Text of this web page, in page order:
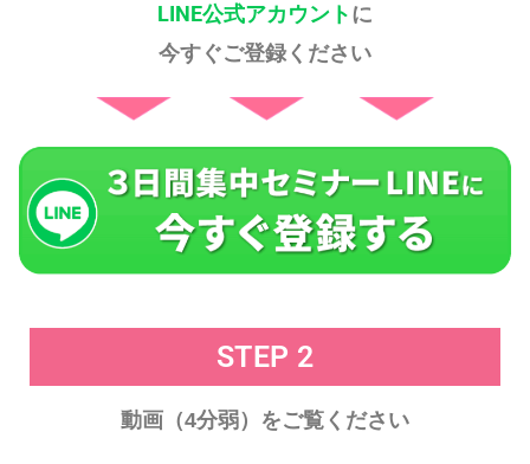
LINE公式アカウントに
今すぐご登録ください
STEP 2
動画（4分弱）をご覧ください